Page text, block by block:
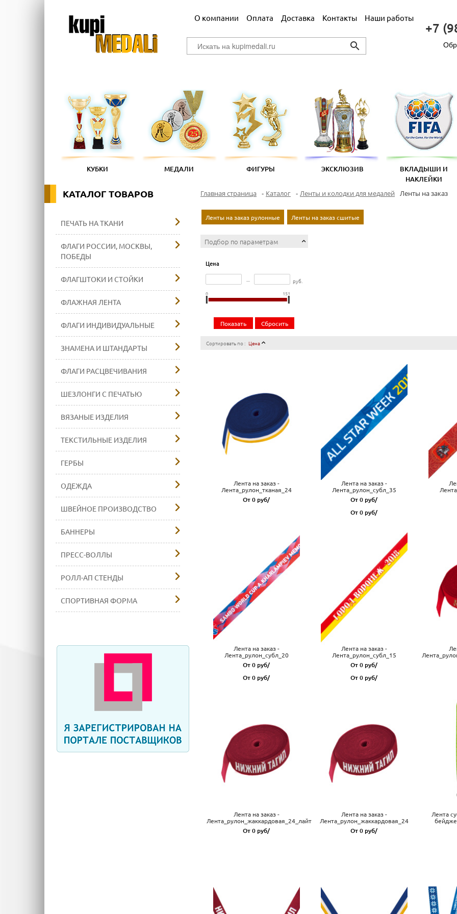
О компании Оплата Доставка Контакты Наши работы
search
+7
КУБКИ МЕДАЛИ ФИГУРЫ ЭКСКЛЮЗИВ
ВКЛАДЫШИ И
НАКЛЕЙКИ
КАТАЛОГ ТОВАРОВ
ПЕЧАТЬ НА ТКАНИ
ФЛАГИ РОССИИ, МОСКВЫ,
ПОБЕДЫ
ФЛАГШТОКИ И СТОЙКИ
ФЛАЖНАЯ ЛЕНТА
ФЛАГИ ИНДИВИДУАЛЬНЫЕ
ЗНАМЕНА И ШТАНДАРТЫ
ФЛАГИ РАСЦВЕЧИВАНИЯ
ШЕЗЛОНГИ С ПЕЧАТЬЮ
ВЯЗАНЫЕ ИЗДЕЛИЯ
ТЕКСТИЛЬНЫЕ ИЗДЕЛИЯ
ГЕРБЫ
ОДЕЖДА
ШВЕЙНОЕ ПРОИЗВОДСТВО
БАННЕРЫ
ПРЕСС-ВОЛЛЫ
РОЛЛ-АП СТЕНДЫ
СПОРТИВНАЯ ФОРМА
Главная страница - Каталог - Ленты и колодки для медалей Ленты на заказ
Ленты на заказ рулонные Ленты на заказ сшитые
Подбор по параметрам
Цена
– руб.
0 151
Показать Сбросить
Сортировать по : Цена
Лента на заказ -
Лента_рулон_тканая_24
От 0 руб/
Лента на заказ -
Лента_рулон_субл_35
От 0 руб/
От 0 руб/
Лента на заказ -
Лента_рулон_субл_20
От 0 руб/
От 0 руб/
Лента на заказ -
Лента_рулон_субл_15
От 0 руб/
От 0 руб/
Лента на заказ -
Лента_рулон_жаккардовая_24_лайт
От 0 руб/
Лента на заказ -
Лента_рулон_жаккардовая_24
От 0 руб/
Лента